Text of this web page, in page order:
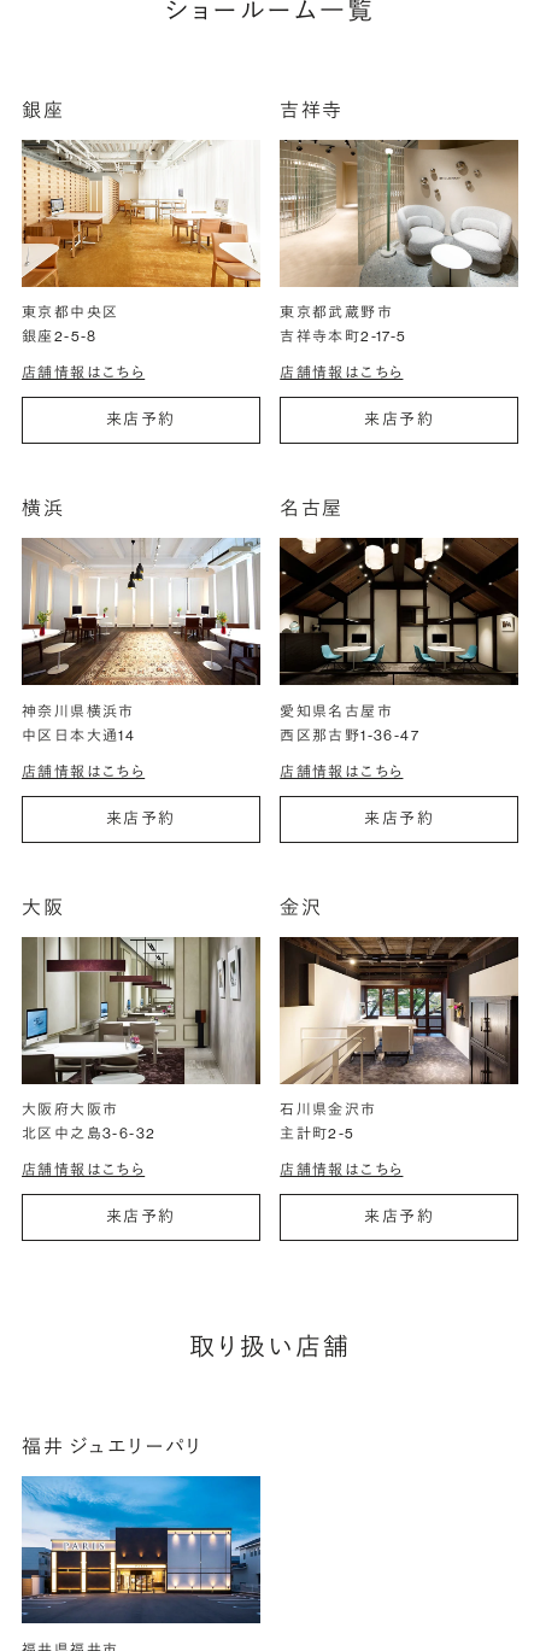
ショールーム一覧
銀座
東京都中央区
銀座2-5-8
店舗情報はこちら
来店予約
吉祥寺
東京都武蔵野市
吉祥寺本町2-17-5
店舗情報はこちら
来店予約
横浜
神奈川県横浜市
中区日本大通14
店舗情報はこちら
来店予約
名古屋
愛知県名古屋市
西区那古野1-36-47
店舗情報はこちら
来店予約
大阪
大阪府大阪市
北区中之島3-6-32
店舗情報はこちら
来店予約
金沢
石川県金沢市
主計町2-5
店舗情報はこちら
来店予約
取り扱い店舗
福井 ジュエリーパリ